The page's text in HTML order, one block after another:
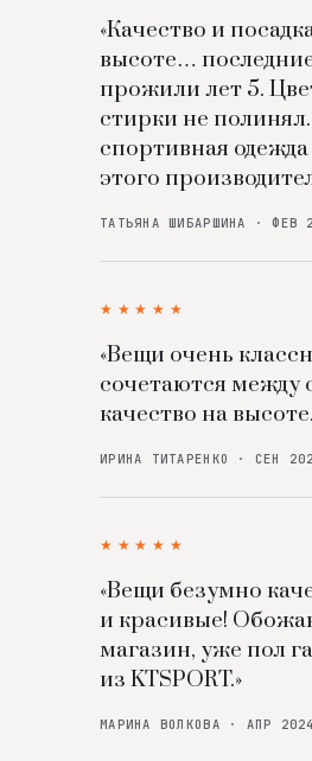
«Качество и
высоте…
прожили лет 5.
стирки не
спортивная
этого
ТАТЬЯНА ШИБАРШИНА · ФЕВ
★★★★★
«Вещи очень
сочетаются между
качество на
ИРИНА ТИТАРЕНКО · СЕН
★★★★★
«Вещи безумно
и красивые!
магазин, уже пол
из KTSPORT.»
МАРИНА ВОЛКОВА · АПР 2024